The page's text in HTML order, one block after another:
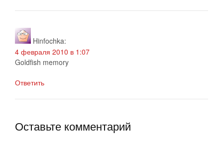
Hinfochka:
4 февраля 2010 в 1:07
Goldfish memory
Ответить
Оставьте комментарий